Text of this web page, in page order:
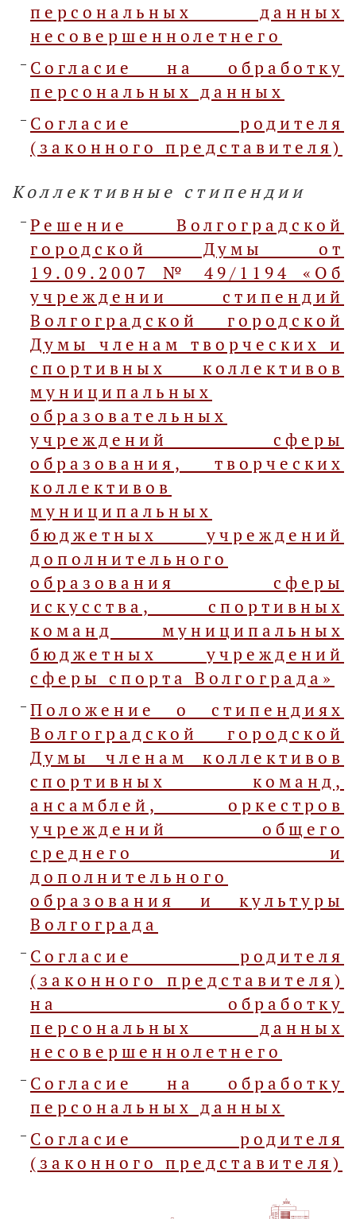
персональных данных
несовершеннолетнего
Согласие на обработку
персональных данных
Согласие родителя
(законного представителя)
Коллективные стипендии
Решение Волгоградской
городской Думы от
19.09.2007 № 49/1194 «Об
учреждении стипендий
Волгоградской городской
Думы членам творческих и
спортивных коллективов
муниципальных
образовательных
учреждений сферы
образования, творческих
коллективов
муниципальных
бюджетных учреждений
дополнительного
образования сферы
искусства, спортивных
команд муниципальных
бюджетных учреждений
сферы спорта Волгограда»
Положение о стипендиях
Волгоградской городской
Думы членам коллективов
спортивных команд,
ансамблей, оркестров
учреждений общего
среднего и
дополнительного
образования и культуры
Волгограда
Согласие родителя
(законного представителя)
на обработку
персональных данных
несовершеннолетнего
Согласие на обработку
персональных данных
Согласие родителя
(законного представителя)